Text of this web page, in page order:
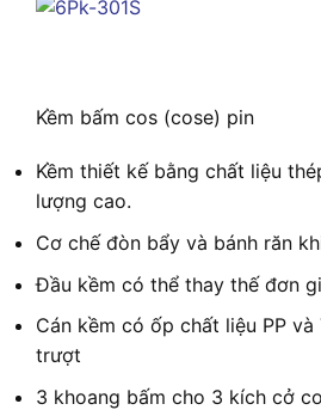
Kềm bấm cos (cose) pin
Kềm thiết kế bằng chất liệu
lượng cao.
Cơ chế đòn bẩy và bánh răn
Đầu kềm có thể thay thế đơn
Cán kềm có ốp chất liệu PP và
trượt
3 khoang bấm cho 3 kích cở